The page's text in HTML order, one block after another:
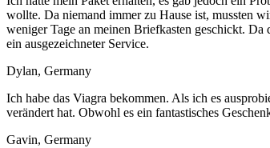
wollte. Da niemand immer zu Hause ist, mussten
weniger Tage an meinen Briefkasten geschickt. Da
ein ausgezeichneter Service.
Dylan, Germany
Ich habe das Viagra bekommen. Als ich es
verändert hat. Obwohl es ein fantastisches
Gavin, Germany